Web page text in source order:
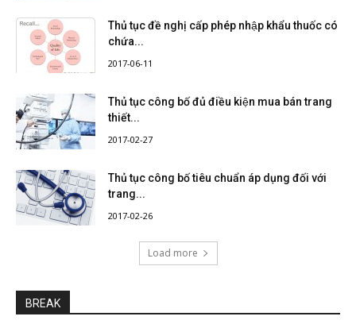
Thủ tục đề nghị cấp phép nhập khẩu thuốc có
chứa...
2017-06-11
Thủ tục công bố đủ điều kiện mua bán trang
thiết...
2017-02-27
Thủ tục công bố tiêu chuẩn áp dụng đối với
trang...
2017-02-26
Load more
BREAK